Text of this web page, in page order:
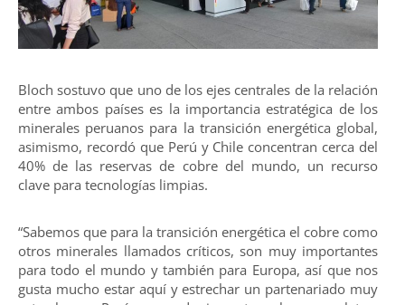
Bloch sostuvo que uno de los ejes centrales de la relación
entre ambos países es la importancia estratégica de los
minerales peruanos para la transición energética global,
asimismo, recordó que Perú y Chile concentran cerca del
40% de las reservas de cobre del mundo, un recurso
clave para tecnologías limpias.
“Sabemos que para la transición energética el cobre como
otros minerales llamados críticos, son muy importantes
para todo el mundo y también para Europa, así que nos
gusta mucho estar aquí y estrechar un partenariado muy